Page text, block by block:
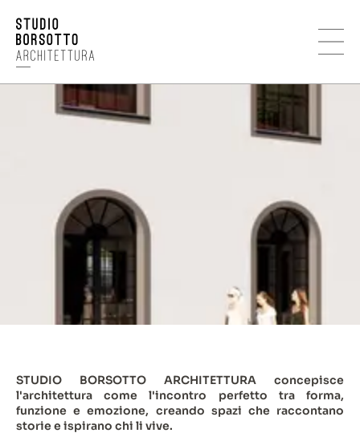
STUDIO BORSOTTO ARCHITETTURA concepisce
l'architettura come l'incontro perfetto tra forma,
funzione e emozione, creando spazi che raccontano
storie e ispirano chi li vive.